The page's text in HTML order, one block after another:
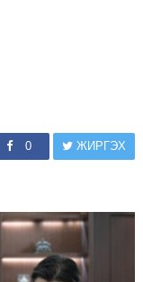
0 ЖИРГЭХ